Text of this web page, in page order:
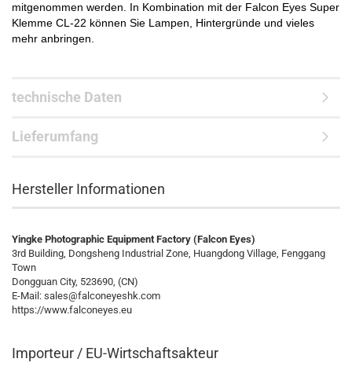
mitgenommen werden. In Kombination mit der Falcon Eyes Super
Klemme CL-22 können Sie Lampen, Hintergründe und vieles
mehr anbringen.
technische Daten
Lieferumfang
Hersteller Informationen
Yingke Photographic Equipment Factory (Falcon Eyes)
3rd Building, Dongsheng Industrial Zone, Huangdong Village, Fenggang
Town
Dongguan City, 523690, (CN)
E-Mail: sales@falconeyeshk.com
https://www.falconeyes.eu
Importeur / EU-Wirtschaftsakteur